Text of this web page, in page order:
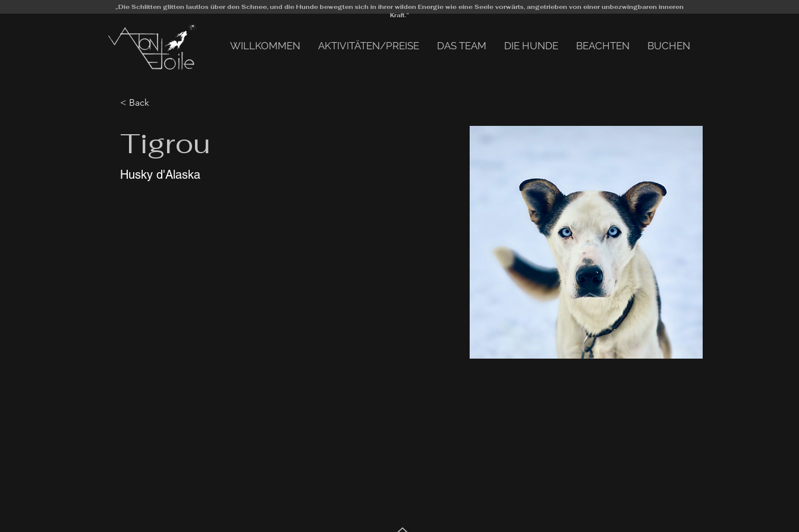
„Die Schlitten glitten lautlos über den Schnee, und die Hunde bewegten sich in ihrer wilden Energie wie eine Seele vorwärts, angetrieben von einer unbezwingbaren inneren
Kraft.“
WILLKOMMEN AKTIVITÄTEN/PREISE DAS TEAM DIE HUNDE BEACHTEN BUCHEN
< Back
Tigrou
Husky d'Alaska